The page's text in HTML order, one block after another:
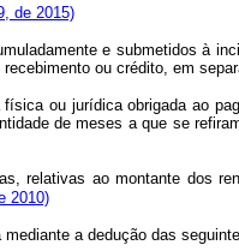
de 2015)
e submetidos à
recebimento ou crédito, em
ou jurídica obrigada ao
de meses a que se
relativas ao montante dos
2010)
mediante a dedução das